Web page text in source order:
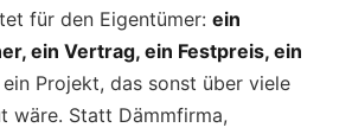
für den Eigentümer: ein
ein Vertrag, ein Festpreis, ein
Projekt, das sonst über viele
wäre. Statt Dämmfirma,